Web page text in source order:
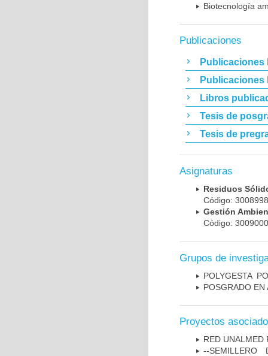
Biotecnología
Publicaciones
Publicaciones
Publicaciones
Libros
Tesis de
Tesis de
Asignaturas
Residuos
Código:
Gestión
Código:
Grupos de
POLYGESTA
POSGRADO
Proyectos
RED UNALMED
--SEMILLERO